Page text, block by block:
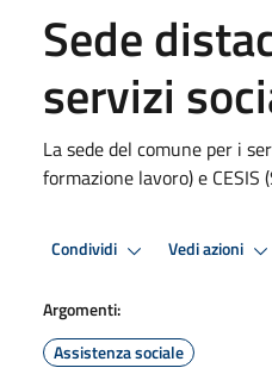
Sede
servizi
La sede del comune per i
formazione lavoro) e
Condividi Vedi azioni
Argomenti:
Assistenza sociale